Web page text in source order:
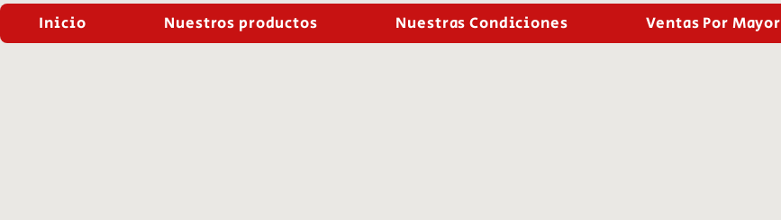
Inicio Nuestros productos Nuestras Condiciones Ventas Por Mayor